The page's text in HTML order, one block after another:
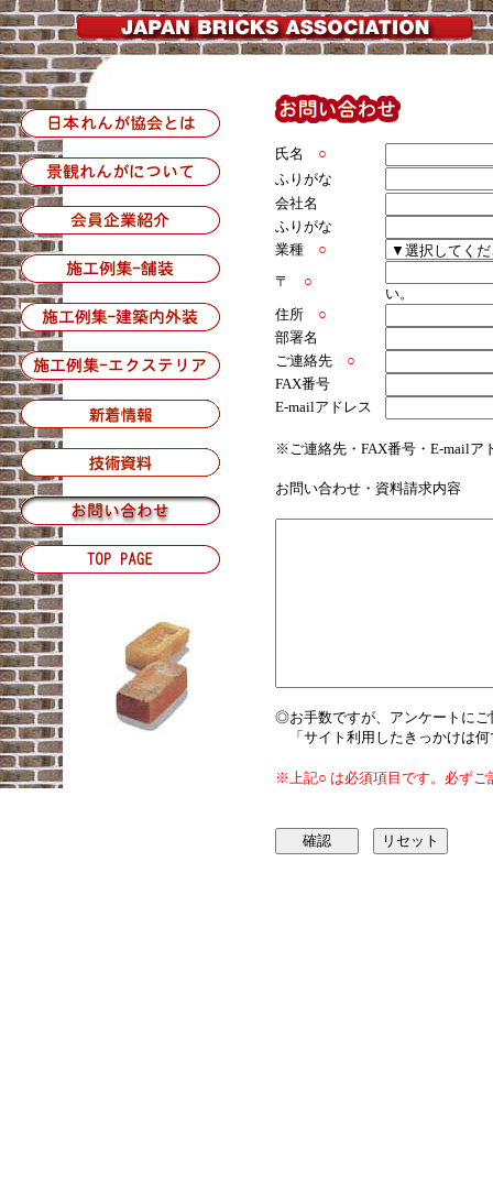
氏名 ○
ふりがな
会社名
ふりがな
業種 ○
〒 ○
い。
住所 ○
部署名
ご連絡先 ○
FAX番号
E-mailアドレス
※ご連絡先・FAX番号・E-mailア
お問い合わせ・資料請求内容
◎お手数ですが、アンケートにご
「サイト利用したきっかけは何
※上記○ は必須項目です。必ずご